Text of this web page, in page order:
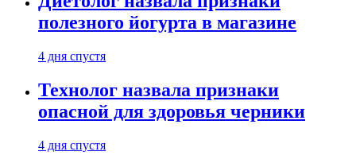
полезного йогурта в магазине
4 дня спустя
Технолог назвала признаки
опасной для здоровья черники
4 дня спустя